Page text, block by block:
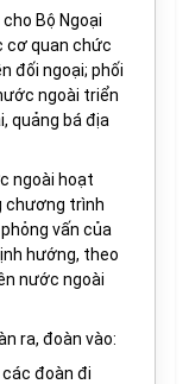
Bộ Ngoại
cơ quan chức
đối ngoại; phối
ngoài triển
quảng bá địa
ngoài hoạt
chương trình
vấn của
hướng, theo
nước ngoài
ra, đoàn vào:
đoàn đi